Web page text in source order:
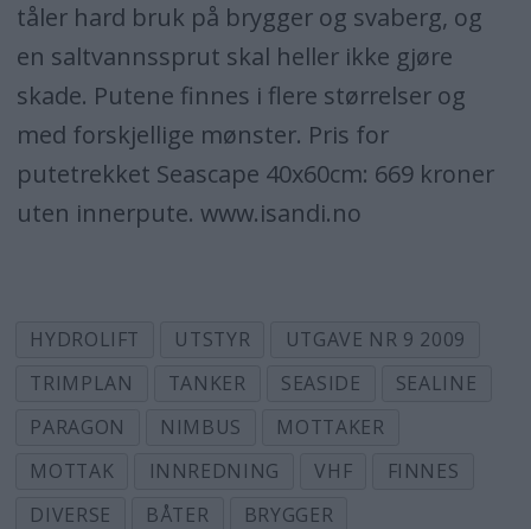
tåler hard bruk på brygger og svaberg, og
en saltvannssprut skal heller ikke gjøre
skade. Putene finnes i flere størrelser og
med forskjellige mønster. Pris for
putetrekket Seascape 40x60cm: 669 kroner
uten innerpute. www.isandi.no
HYDROLIFT UTSTYR
UTGAVE NR 9 2009
TRIMPLAN
TANKER SEASIDE
SEALINE
PARAGON
NIMBUS
MOTTAKER
MOTTAK
INNREDNING VHF
FINNES
DIVERSE
BÅTER
BRYGGER